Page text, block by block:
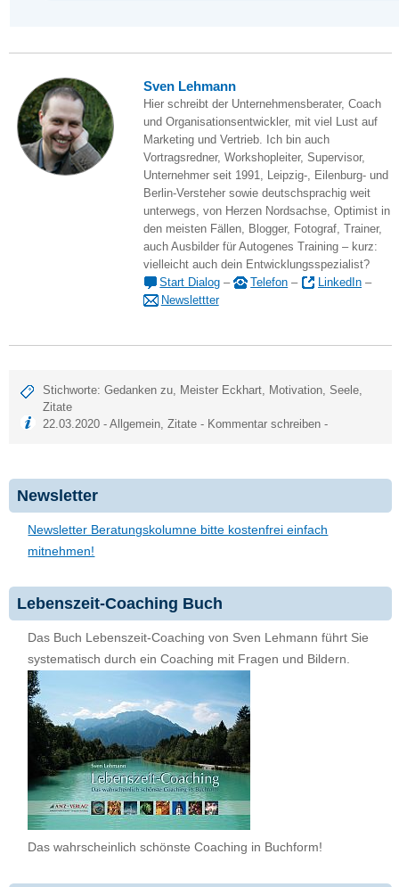
Sven Lehmann
Hier schreibt der Unternehmensberater, Coach
und Organisationsentwickler, mit viel Lust auf
Marketing und Vertrieb. Ich bin auch
Vortragsredner, Workshopleiter, Supervisor,
Unternehmer seit 1991, Leipzig-, Eilenburg- und
Berlin-Versteher sowie deutschsprachig weit
unterwegs, von Herzen Nordsachse, Optimist in
den meisten Fällen, Blogger, Fotograf, Trainer,
auch Ausbilder für Autogenes Training – kurz:
vielleicht auch dein Entwicklungsspezialist?
Start Dialog – Telefon – LinkedIn –
Newslettter
Stichworte:Gedanken zu, Meister Eckhart, Motivation,Seele,
Zitate
22.03.2020 -Allgemein,Zitate - Kommentar schreiben -
Newsletter
Newsletter Beratungskolumne bitte kostenfrei einfach
mitnehmen!
Lebenszeit-Coaching Buch
Das Buch Lebenszeit-Coaching von Sven Lehmann führt Sie
systematisch durch ein Coaching mit Fragen und Bildern.
Das wahrscheinlich schönste Coaching in Buchform!